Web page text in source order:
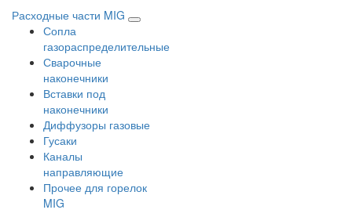
Расходные части MIG
Сопла
газораспределительные
Сварочные
наконечники
Вставки под
наконечники
Диффузоры газовые
Гусаки
Каналы
направляющие
Прочее для горелок
MIG